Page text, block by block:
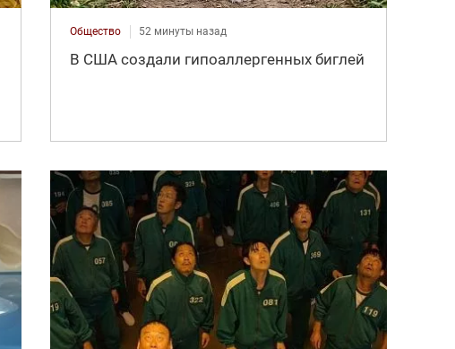
Общество 52 минуты назад
В США создали гипоаллергенных биглей